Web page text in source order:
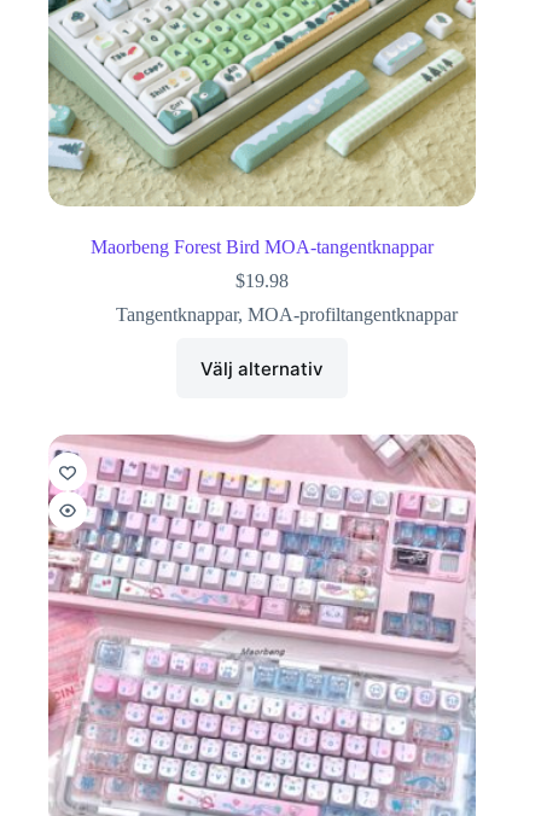
Maorbeng Forest Bird MOA-tangentknappar
$19.98
Tangentknappar, MOA-profiltangentknappar
Välj alternativ